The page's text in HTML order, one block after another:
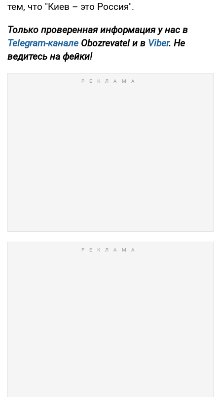
тем, что "Киев – это Россия".
Только проверенная информация у нас в
Telegram-канале Obozrevatel и в Viber. Не
ведитесь на фейки!